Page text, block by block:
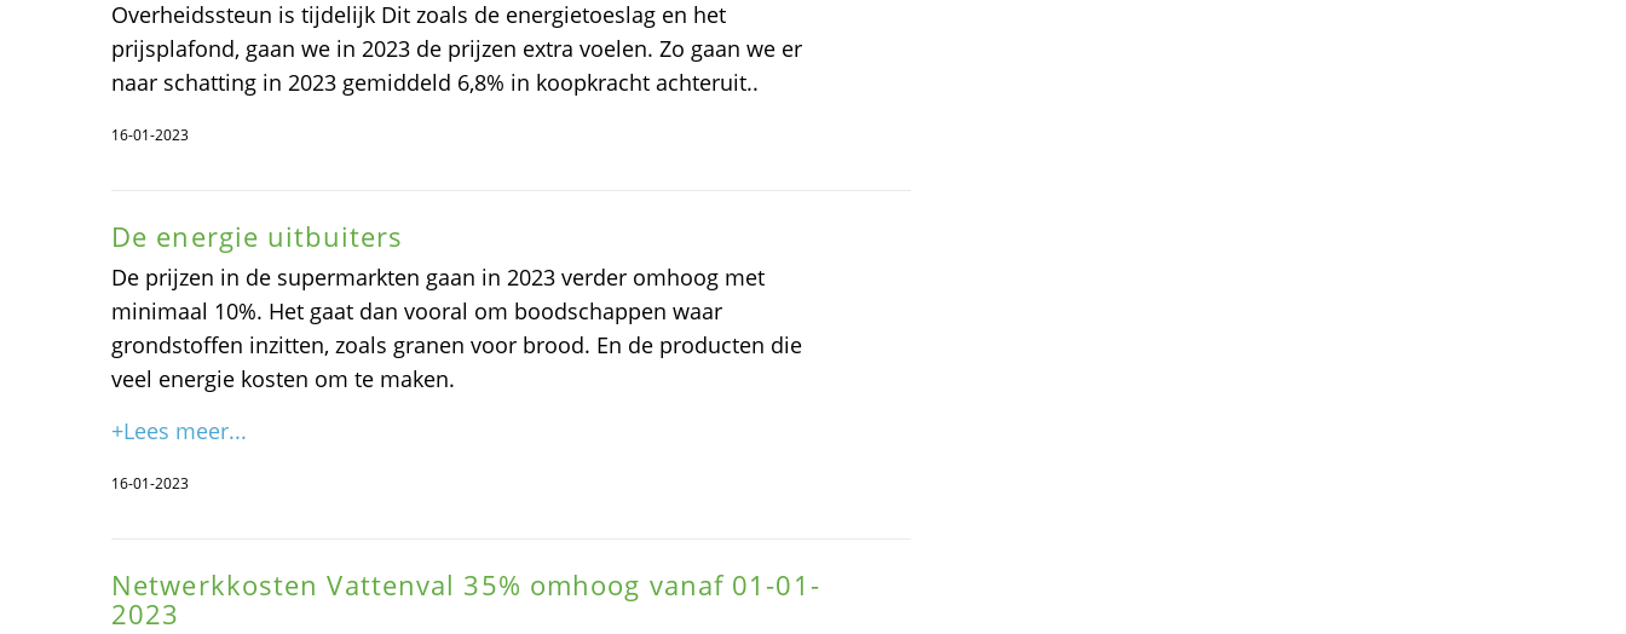
Overheidssteun is tijdelijk Dit zoals de energietoeslag en het
prijsplafond, gaan we in 2023 de prijzen extra voelen. Zo gaan we er
naar schatting in 2023 gemiddeld 6,8% in koopkracht achteruit..
16-01-2023
De energie uitbuiters
De prijzen in de supermarkten gaan in 2023 verder omhoog met
minimaal 10%. Het gaat dan vooral om boodschappen waar
grondstoffen inzitten, zoals granen voor brood. En de producten die
veel energie kosten om te maken.
+Lees meer...
16-01-2023
Netwerkkosten Vattenval 35% omhoog vanaf 01-01-
2023